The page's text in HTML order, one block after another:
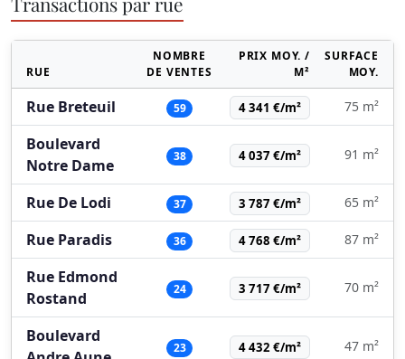
RUE
NOMBRE
DE VENTES
PRIX MOY. /
M²
SURFACE
MOY.
Rue Breteuil 59 4 341 €/m² 75 m²
Boulevard
Notre Dame
38 4 037 €/m² 91 m²
Rue De Lodi 37 3 787 €/m² 65 m²
Rue Paradis 36 4 768 €/m² 87 m²
Rue Edmond
Rostand
24 3 717 €/m² 70 m²
Boulevard
23 4 432 €/m² 47 m²